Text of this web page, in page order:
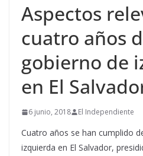
Aspectos
cuatro años
gobierno de
en El
6 junio, 2018 El Independiente
Cuatro años se han cumplido
izquierda en El Salvador,